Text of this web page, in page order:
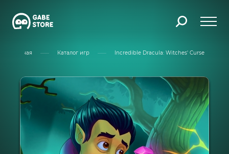
Главная Каталог игр Incredible Dracula: Witches' Curse